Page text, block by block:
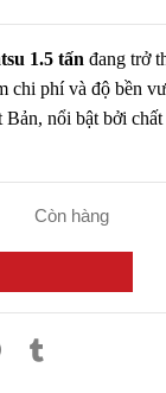
1.5 tấn đang trở
chi phí và độ bền
nổi bật bởi
Còn hàng